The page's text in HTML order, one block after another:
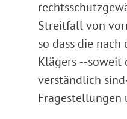
Streitfall von
so dass die
Klägers
verständlich
Fragestellungen